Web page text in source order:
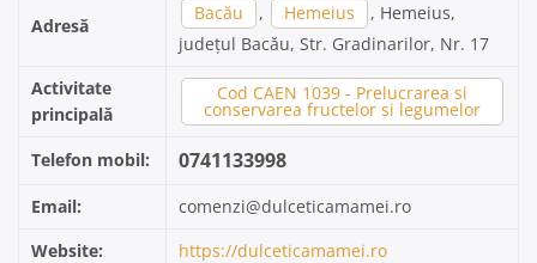
Adresă
Bacău , Hemeius
, Hemeius,
județul Bacău, Str. Gradinarilor, Nr. 17
Activitate
principală
Cod CAEN 1039 - Prelucrarea si
conservarea fructelor si legumelor
Telefon mobil: 0741133998
Email:
comenzi@dulceticamamei.ro
Website:
https://dulceticamamei.ro